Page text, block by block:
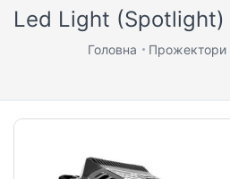
Led Light (Spotlight)
Головна Прожектори